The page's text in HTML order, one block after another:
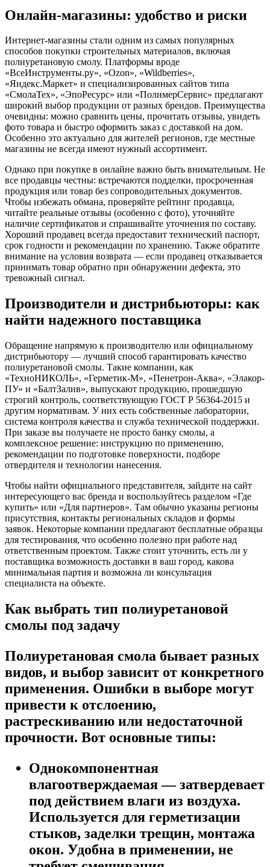
Онлайн-магазины: удобство и риски
Интернет-магазины стали одним из самых популярных
способов покупки строительных материалов, включая
полиуретановую смолу. Платформы вроде
«ВсеИнструменты.ру», «Ozon», «Wildberries»,
«Яндекс.Маркет» и специализированных сайтов типа
«СмолаТех», «ЭпоРесурс» или «ПолимерСервис» предлагают
широкий выбор продукции от разных брендов. Преимущества
очевидны: можно сравнить цены, прочитать отзывы, увидеть
фото товара и быстро оформить заказ с доставкой на дом.
Особенно это актуально для жителей регионов, где местные
магазины не всегда имеют нужный ассортимент.
Однако при покупке в онлайне важно быть внимательным. Не
все продавцы честны: встречаются подделки, просроченная
продукция или товар без сопроводительных документов.
Чтобы избежать обмана, проверяйте рейтинг продавца,
читайте реальные отзывы (особенно с фото), уточняйте
наличие сертификатов и спрашивайте уточнения по составу.
Хороший продавец всегда предоставит технический паспорт,
срок годности и рекомендации по хранению. Также обратите
внимание на условия возврата — если продавец отказывается
принимать товар обратно при обнаружении дефекта, это
тревожный сигнал.
Производители и дистрибьюторы: как
найти надежного поставщика
Обращение напрямую к производителю или официальному
дистрибьютору — лучший способ гарантировать качество
полиуретановой смолы. Такие компании, как
«ТехноНИКОЛЬ», «Герметик-М», «Пенетрон-Аква», «Элакор-
ПУ» и «БалтЗалив», выпускают продукцию, прошедшую
строгий контроль, соответствующую ГОСТ Р 56364-2015 и
другим нормативам. У них есть собственные лаборатории,
система контроля качества и служба технической поддержки.
При заказе вы получаете не просто банку смолы, а
комплексное решение: инструкцию по применению,
рекомендации по подготовке поверхности, подборе
отвердителя и технологии нанесения.
Чтобы найти официального представителя, зайдите на сайт
интересующего вас бренда и воспользуйтесь разделом «Где
купить» или «Для партнеров». Там обычно указаны регионы
присутствия, контакты региональных складов и формы
заявок. Некоторые компании предлагают бесплатные образцы
для тестирования, что особенно полезно при работе над
ответственным проектом. Также стоит уточнить, есть ли у
поставщика возможность доставки в ваш город, какова
минимальная партия и возможна ли консультация
специалиста на объекте.
Как выбрать тип полиуретановой
смолы под задачу
Полиуретановая смола бывает разных
видов, и выбор зависит от конкретного
применения. Ошибки в выборе могут
привести к отслоению,
растрескиванию или недостаточной
прочности. Вот основные типы:
Однокомпонентная
влагоотверждаемая— затвердевает
под действием влаги из воздуха.
Используется для герметизации
стыков, заделки трещин, монтажа
окон. Удобна в применении, не